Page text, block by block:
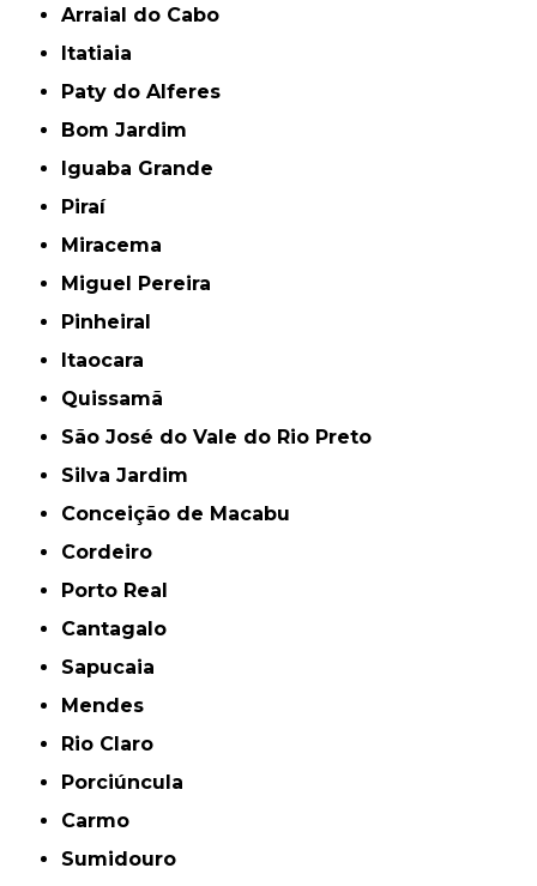
Arraial do Cabo
Itatiaia
Paty do Alferes
Bom Jardim
Iguaba Grande
Piraí
Miracema
Miguel Pereira
Pinheiral
Itaocara
Quissamã
São José do Vale do Rio Preto
Silva Jardim
Conceição de Macabu
Cordeiro
Porto Real
Cantagalo
Sapucaia
Mendes
Rio Claro
Porciúncula
Carmo
Sumidouro